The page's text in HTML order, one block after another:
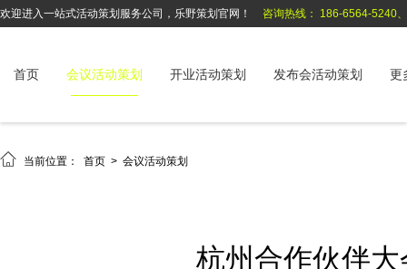
欢迎进入一站式活动策划服务公司，乐野策划官网！ 咨询热线： 186-6564-5240
首页 会议活动策划 开业活动策划 发布会活动策划 更
 当前位置： 首页 > 会议活动策划
杭州合作伙伴